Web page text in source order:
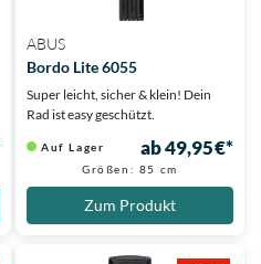
ABUS
Bordo Lite 6055
Super leicht, sicher & klein! Dein
Rad ist easy geschützt.
Auf Lager ab 49,95 €*
Größen: 85 cm
Zum Produkt